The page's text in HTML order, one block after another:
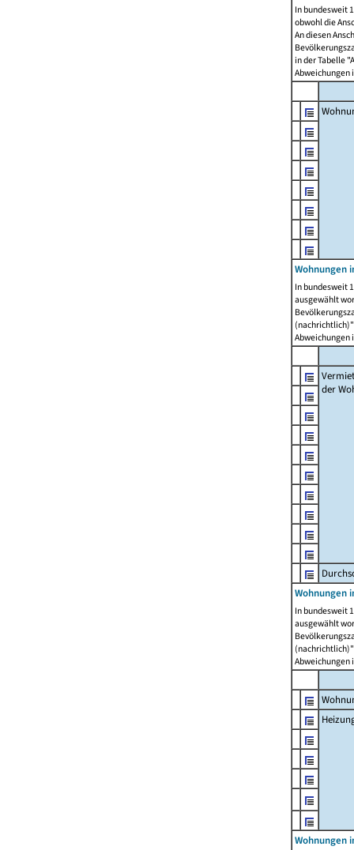
In bundesweit
obwohl die
An diesen
in der Tabelle
Abweichungen
Wohnungen
In bundesweit
ausgewählt
Abweichungen
der
Wohnungen
In bundesweit
ausgewählt
Abweichungen
Wohnungen